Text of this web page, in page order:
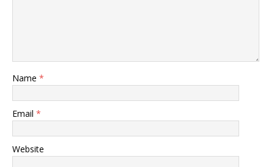
Name *
Email *
Website